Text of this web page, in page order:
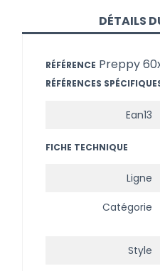
DÉTAILS
RÉFÉRENCE Preppy
RÉFÉRENCES
Ean13
FICHE TECHNIQUE
Ligne
Catégorie
Style